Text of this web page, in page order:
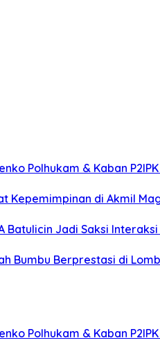
Polhukam & Kaban
Kepemimpinan di Akmil
Batulicin Jadi Saksi
Bumbu Berprestasi di
Polhukam & Kaban